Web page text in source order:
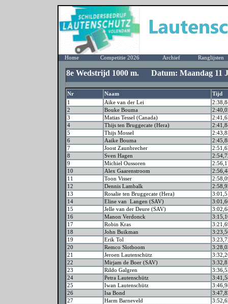
Home Competitie 2026 Archief Ranglijsten
8e Wedstrijd 1000 m. Datum: Maandag 11
Nr Naam
Tijd
1
Aike van der Lei
2
Bouke Bouma
3
Matias Tessel (Canada)
4
Thijs ten Bruggecate (Hera)
5
Thijs Mossel
6
Aaike Bouma
7
Joost Zaunbrecher
8
Sven Hagen
9
Michiel Oussoren
10
Alex Gaarenstroom
11
Toon Visser
12
Dennis Lambalk
13
Rosalie ten Bruggecate (Hera)
14
Eline van Langen (SAV)
15
Jelle van der Deure (SAV)
16
Manon Verdonck
17
Robin Kras
18
John Buikman
19
Erik Tol
20
Remco Slotboom
21
Jeroen Lautenschütz
22
Mirjam de Boer (SAV)
23
Rildo Galgren
24
Petra Lautenschütz
25
Iwan Lautenschütz
26
Isa Bond
27
Harm Barneveld